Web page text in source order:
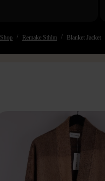
Shop Remake Sthlm Blanket Jacket